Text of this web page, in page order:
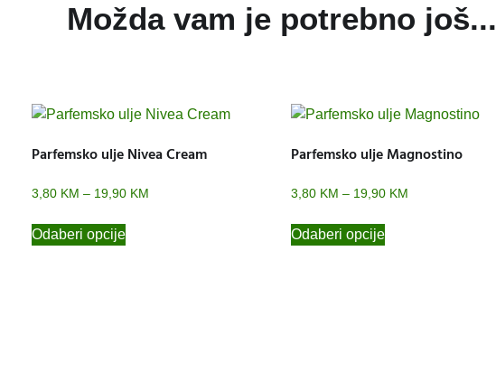
Možda vam je potrebno još...
Parfemsko ulje Nivea Cream
3,80 KM – 19,90 KM
Odaberi opcije
Parfemsko ulje Magnostino
3,80 KM – 19,90 KM
Odaberi opcije